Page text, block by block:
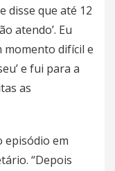
disse que até 12
atendo’. Eu
momento difícil e
e fui para a
as
episódio em
“Depois